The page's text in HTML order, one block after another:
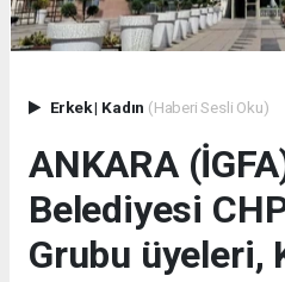
Erkek| Kadın (Haberi Sesli Oku)
ANKARA
Belediyesi
Grubu üyeleri,